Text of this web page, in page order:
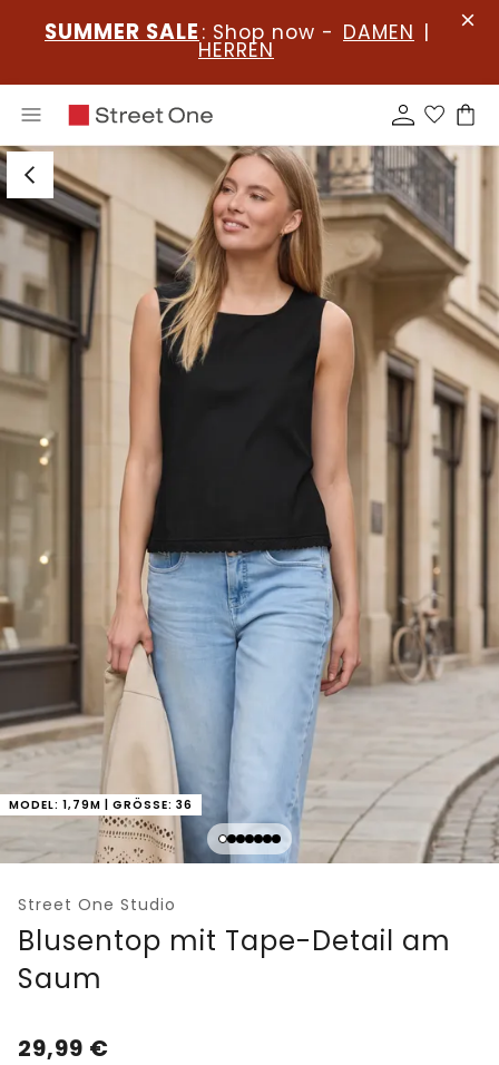
SUMMER SALE : Shop now - DAMEN |
HERREN
MODEL: 1,79M | GRÖSSE: 36
Street One Studio
Blusentop mit Tape-Detail am
Saum
29,99 €